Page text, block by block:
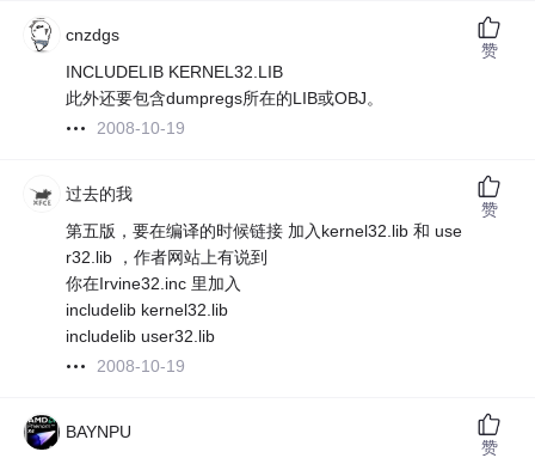
cnzdgs
INCLUDELIB KERNEL32.LIB
此外还要包含dumpregs所在的LIB或OBJ。
2008-10-19
赞
过去的我
第五版，要在编译的时候链接 加入kernel32.lib 和 use
r32.lib ，作者网站上有说到
你在Irvine32.inc 里加入
includelib kernel32.lib
includelib user32.lib
2008-10-19
赞
BAYNPU
赞